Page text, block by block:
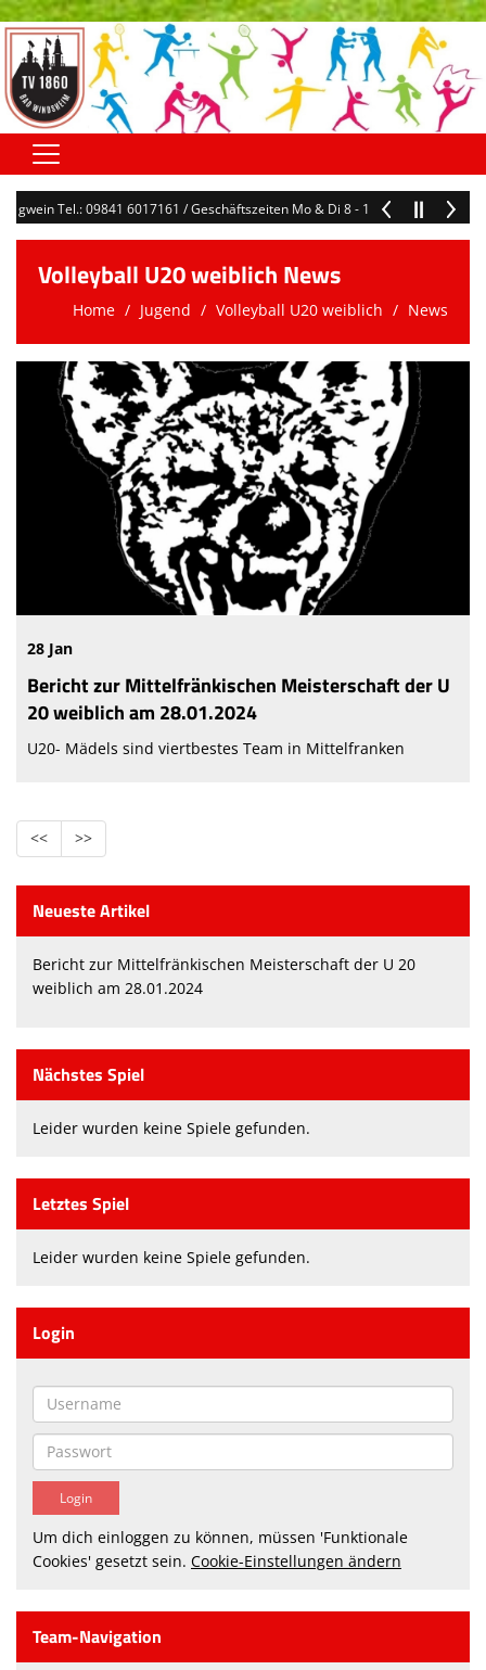
Home
Hauptverein
Abteilungen
Kontaktformular
Downloads
Hygienekonzept TV1860 Bad Windsheim e. V.
Teilnehmerliste für Übungsleiter
Tel.: 09841 6017161 / Geschäftszeiten Mo & Di 8 - 12 Uhr /
Volleyball U20 weiblich News
Home Jugend Volleyball U20 weiblich News
28 Jan
Bericht zur Mittelfränkischen Meisterschaft der U
20 weiblich am 28.01.2024
U20- Mädels sind viertbestes Team in Mittelfranken
<< >>
Neueste Artikel
Bericht zur Mittelfränkischen Meisterschaft der U 20
weiblich am 28.01.2024
Nächstes Spiel
Leider wurden keine Spiele gefunden.
Letztes Spiel
Leider wurden keine Spiele gefunden.
Login
Um dich einloggen zu können, müssen 'Funktionale
Cookies' gesetzt sein. Cookie-Einstellungen ändern
Team-Navigation